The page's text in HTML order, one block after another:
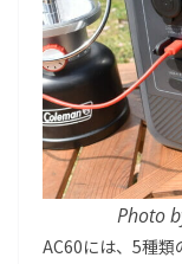
Photo
AC60には、5種類